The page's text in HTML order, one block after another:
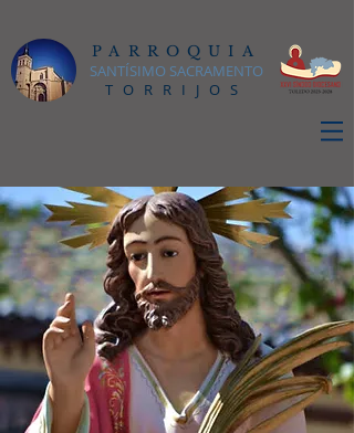
PARROQUIA
SANTÍSIMO SACRAMENTO
TORRIJOS